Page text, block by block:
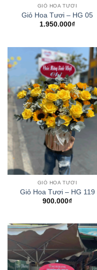
GIỎ HOA TƯƠI
Giỏ Hoa Tươi – HG 05
1.950.000₫
GIỎ HOA TƯƠI
Giỏ Hoa Tươi – HG 119
900.000₫